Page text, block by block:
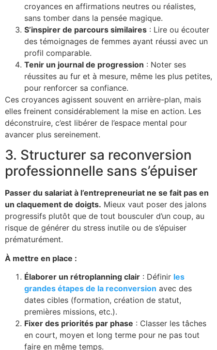
croyances en affirmations neutres ou réalistes,
sans tomber dans la pensée magique.
S’inspirer de parcours similaires : Lire ou écouter
des témoignages de femmes ayant réussi avec un
profil comparable.
Tenir un journal de progression : Noter ses
réussites au fur et à mesure, même les plus petites,
pour renforcer sa confiance.
Ces croyances agissent souvent en arrière-plan, mais
elles freinent considérablement la mise en action. Les
déconstruire, c’est libérer de l’espace mental pour
avancer plus sereinement.
3. Structurer sa reconversion
professionnelle sans s’épuiser
Passer du salariat à l’entrepreneuriat ne se fait pas en
un claquement de doigts. Mieux vaut poser des jalons
progressifs plutôt que de tout bousculer d’un coup, au
risque de générer du stress inutile ou de s’épuiser
prématurément.
À mettre en place :
Élaborer un rétroplanning clair : Définir les
grandes étapes de la reconversion avec des
dates cibles (formation, création de statut,
premières missions, etc.).
Fixer des priorités par phase : Classer les tâches
en court, moyen et long terme pour ne pas tout
faire en même temps.